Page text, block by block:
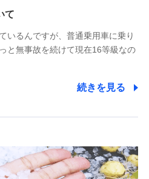
)
期保険株式会社
)
等により、当社と取引のあるも
のため、またそれらに付帯、関
サービスを案内、提供するため
社と取引があり、取得した個人
て
いるんですが、普通乗用車に乗り
と無事故を続けて現在16等級なの
続きを見る